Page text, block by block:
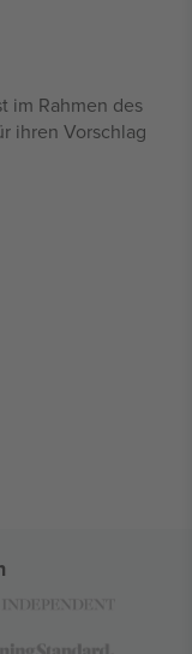
im Rahmen des
ihren Vorschlag